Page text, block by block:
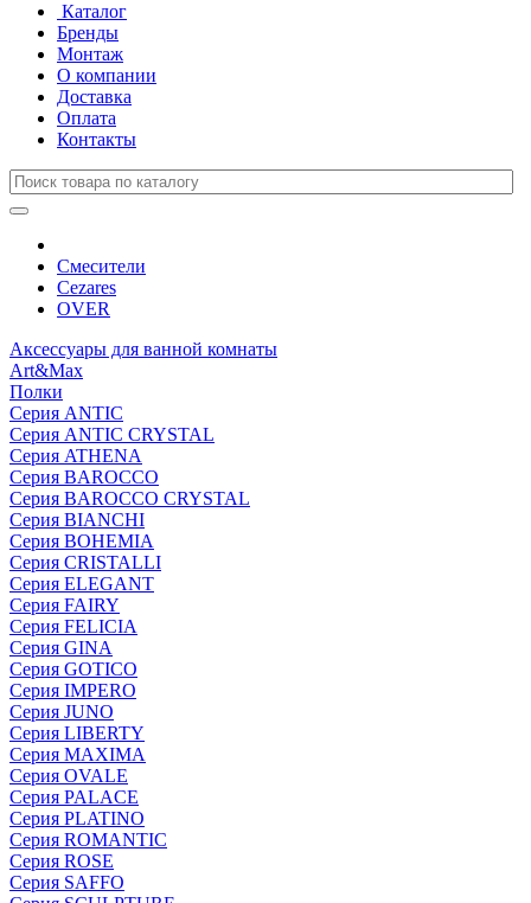
Каталог
Бренды
Монтаж
О компании
Доставка
Оплата
Контакты
Смесители
Cezares
OVER
Аксессуары для ванной комнаты
Art&Max
Полки
Серия ANTIC
Серия ANTIC CRYSTAL
Серия ATHENA
Серия BAROCCO
Серия BAROCCO CRYSTAL
Серия BIANCHI
Серия BOHEMIA
Серия CRISTALLI
Серия ELEGANT
Серия FAIRY
Серия FELICIA
Серия GINA
Серия GOTICO
Серия IMPERO
Серия JUNO
Серия LIBERTY
Серия MAXIMA
Серия OVALE
Серия PALACE
Серия PLATINO
Серия ROMANTIC
Серия ROSE
Серия SAFFO